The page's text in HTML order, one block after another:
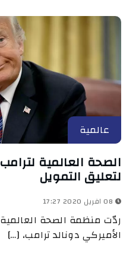
عالمية
الصحة العالمية
لتعليق التمويل
ردّت منظمة الصحة
الأميركي دونالد ترامب، […]